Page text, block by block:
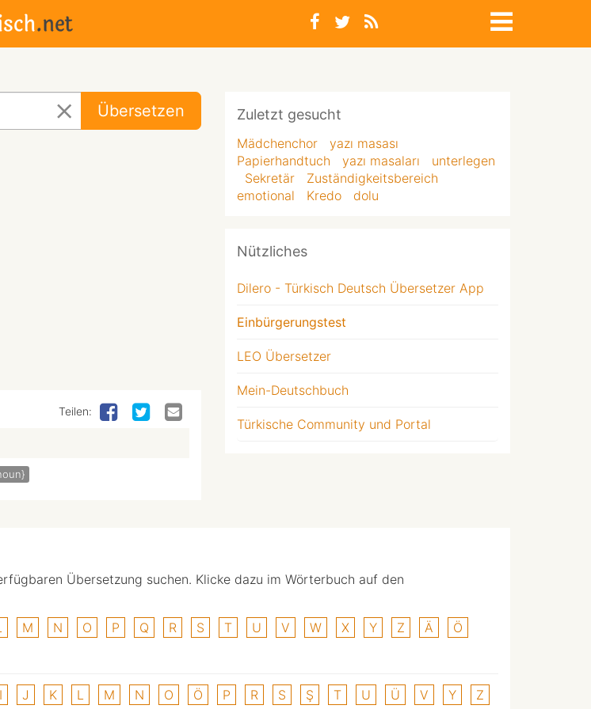
Übersetzen
Teilen:
Zuletzt gesucht
Mädchenchor
yazı masası
Papierhandtuch
yazı masaları
unterlegen
Sekretär
Zuständigkeitsbereich
emotional
Kredo dolu
Nützliches
Dilero - Türkisch Deutsch Übersetzer App
Einbürgerungstest
LEO Übersetzer
Mein-Deutschbuch
Türkische Community und Portal
Übersetzung suchen. Klicke dazu im Wörterbuch auf den
M N O P Q R S T U V W X Y Z Ä
Ö
I J K L M N O Ö P R S Ş T U Ü V Y Z